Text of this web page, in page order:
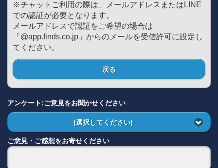
※チャットご利用の際は、メールアドレスまたはLINE
での認証が必要となります。
メールアドレスで認証をご希望の場合は
「@app.finds.co.jp」からのメールを受信許可に設定し
てください。
戻る
アンケート:ご意見をお聞かせください
(選択してください)
ご意見・ご感想をお寄せください